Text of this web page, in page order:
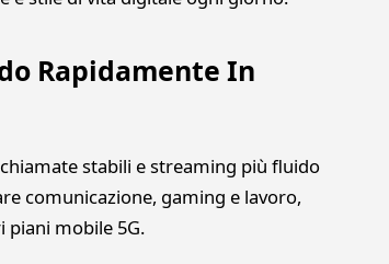
Rapidamente In
stabili e streaming più fluido
comunicazione, gaming e lavoro,
piani mobile 5G.